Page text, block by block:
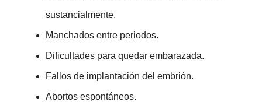
sustancialmente.
Manchados entre periodos.
Dificultades para quedar embarazada.
Fallos de implantación del embrión.
Abortos espontáneos.